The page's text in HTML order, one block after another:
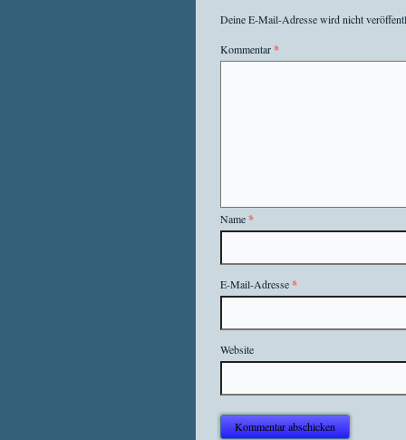
Deine E-Mail-Adresse wird nicht
Kommentar*
Name*
E-Mail-Adresse*
Website